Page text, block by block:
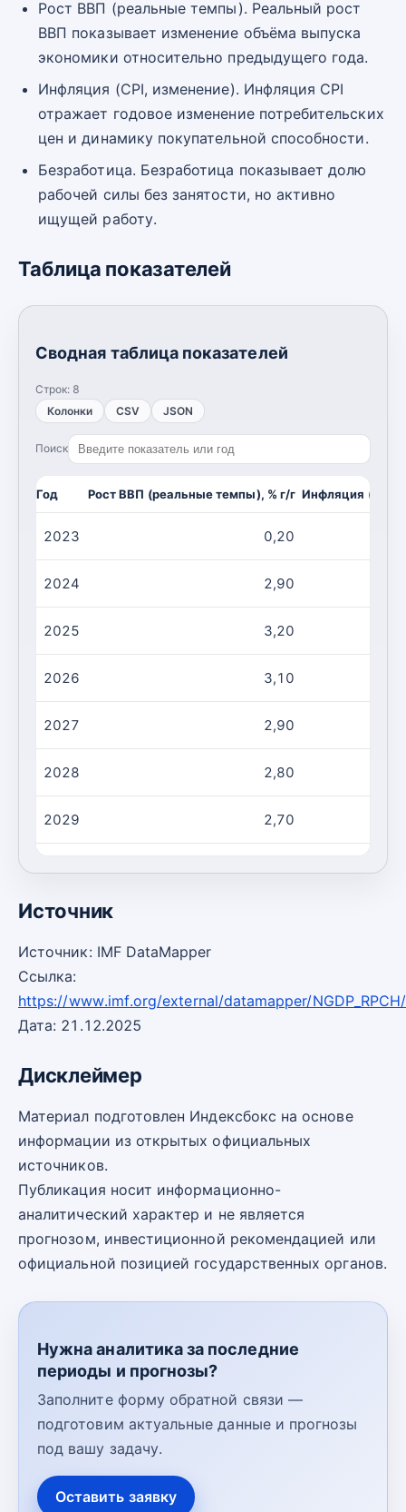
Рост ВВП (реальные темпы). Реальный рост
ВВП показывает изменение объёма выпуска
экономики относительно предыдущего года.
Инфляция (CPI, изменение). Инфляция CPI
отражает годовое изменение потребительских
цен и динамику покупательной способности.
Безработица. Безработица показывает долю
рабочей силы без занятости, но активно
ищущей работу.
Таблица показателей
Сводная таблица показателей
Строк: 8
Колонки
CSV JSON
Поиск
Год Рост ВВП (реальные темпы), % г/г Инфляция (CPI,
2023 0,20
2024 2,90
2025 3,20
2026 3,10
2027 2,90
2028 2,80
2029 2,70
Источник
Источник: IMF DataMapper
Ссылка:
https://www.imf.org/external/datamapper/
Дата: 21.12.2025
Дисклеймер
Материал подготовлен Индексбокс на основе
информации из открытых официальных
источников.
Публикация носит информационно-
аналитический характер и не является
прогнозом, инвестиционной рекомендацией или
официальной позицией государственных органов.
Нужна аналитика за последние
периоды и прогнозы?
Заполните форму обратной связи —
подготовим актуальные данные и прогнозы
под вашу задачу.
Оставить заявку